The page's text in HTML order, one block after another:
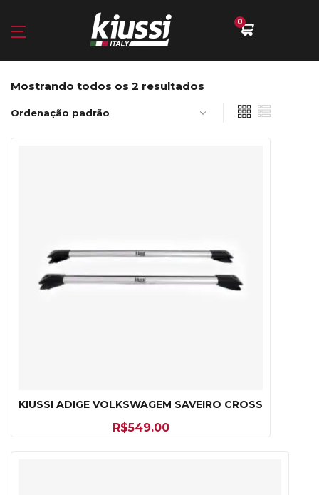
0
Mostrando todos os 2 resultados
KIUSSI ADIGE VOLKSWAGEM SAVEIRO CROSS
R$549.00